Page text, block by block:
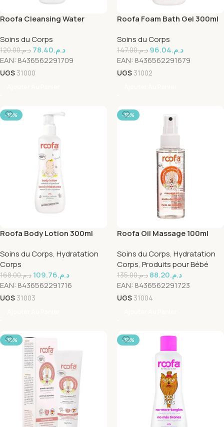
Roofa Cleansing Water
Soins du Corps
د.م.120.00 د.م.78.40
EAN: 8436562291709
UGS 31000
Roofa Foam Bath Gel 300ml
Soins du Corps
د.م.147.00 د.م.96.04
EAN: 8436562291679
UGS 31002
-35%
Roofa Body Lotion 300ml
Soins du Corps, Hydratation
Corps
د.م.168.00 د.م.109.76
EAN: 8436562291716
UGS 31003
-35%
Roofa Oil Massage 100ml
Soins du Corps, Hydratation
Corps, Produits pour Bébé
د.م.135.00 د.م.88.20
EAN: 8436562291723
UGS 31004
-35% -35%